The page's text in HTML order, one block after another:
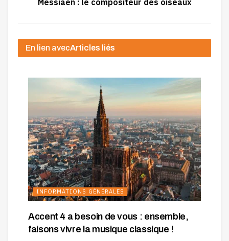
En lien avecArticles liés
INFORMATIONS GÉNÉRALES
Accent 4 a besoin de vous : ensemble,
faisons vivre la musique classique !